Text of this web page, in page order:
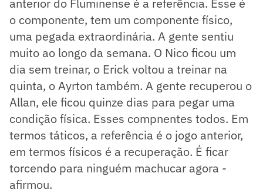
o componente, tem um componente físico,
uma pegada extraordinária. A gente sentiu
muito ao longo da semana. O Nico ficou um
dia sem treinar, o Erick voltou a treinar na
quinta, o Ayrton também. A gente recuperou o
Allan, ele ficou quinze dias para pegar uma
condição física. Esses compnentes todos. Em
termos táticos, a referência é o jogo anterior,
em termos físicos é a recuperação. É ficar
torcendo para ninguém machucar agora -
afirmou.